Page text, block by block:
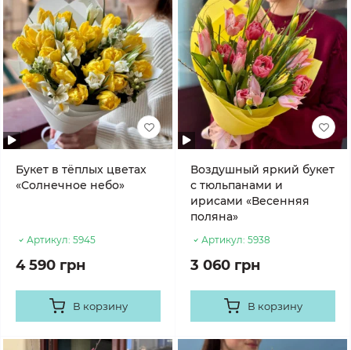
Букет в тёплых цветах
«Солнечное небо»
Артикул: 5945
4 590 грн
В корзину
Воздушный яркий букет
с тюльпанами и
ирисами «Весенняя
поляна»
Артикул: 5938
3 060 грн
В корзину